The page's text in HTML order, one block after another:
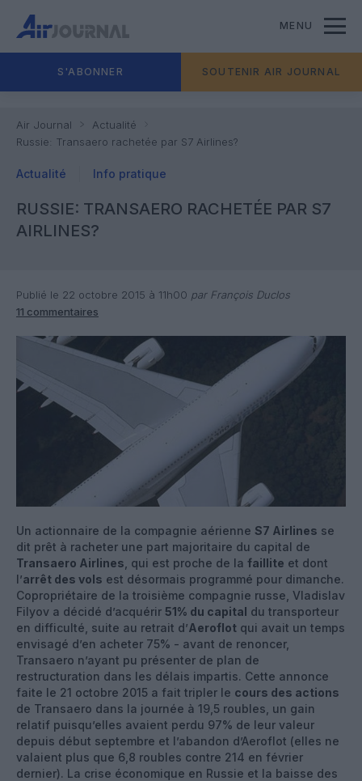
MENU
S'ABONNER SOUTENIR AIR JOURNAL
Air Journal
Actualité
Russie: Transaero rachetée par S7 Airlines?
Actualité Info pratique
RUSSIE: TRANSAERO RACHETÉE PAR S7
AIRLINES?
Publié le 22 octobre 2015 à 11h00 par François Duclos
11 commentaires
Un actionnaire de la compagnie aérienne S7 Airlines se
dit prêt à racheter une part majoritaire du capital de
Transaero Airlines , qui est proche de la faillite et dont
l’arrêt des vols est désormais programmé pour dimanche.
Copropriétaire de la troisième compagnie russe, Vladislav
Filyov a décidé d’acquérir 51% du capital du transporteur
en difficulté, suite au retrait d’Aeroflot qui avait un temps
envisagé d’en acheter 75% - avant de renoncer,
Transaero n’ayant pu présenter de plan de
restructuration dans les délais impartis. Cette annonce
faite le 21 octobre 2015 a fait tripler le cours des actions
de Transaero dans la journée à 19,5 roubles, un gain
relatif puisqu’elles avaient perdu 97% de leur valeur
depuis début septembre et l’abandon d’Aeroflot (elles ne
valaient plus que 6,8 roubles contre 214 en février
dernier). La crise économique en Russie et la baisse des